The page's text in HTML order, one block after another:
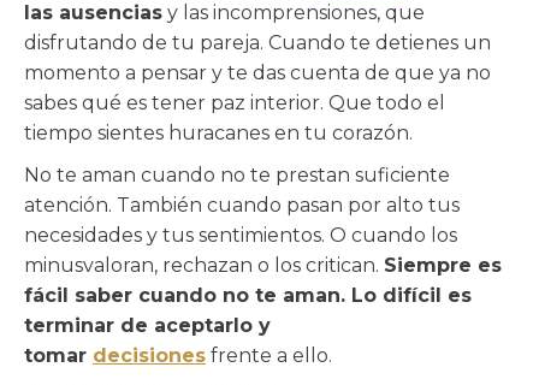
las ausencias y las incomprensiones, que
disfrutando de tu pareja. Cuando te detienes un
momento a pensar y te das cuenta de que ya no
sabes qué es tener paz interior. Que todo el
tiempo sientes huracanes en tu corazón.
No te aman cuando no te prestan suficiente
atención. También cuando pasan por alto tus
necesidades y tus sentimientos. O cuando los
minusvaloran, rechazan o los critican. Siempre es
fácil saber cuando no te aman. Lo difícil es
terminar de aceptarlo y
tomar decisiones frente a ello.